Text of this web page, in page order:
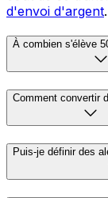
d'envoi d'argent.
À combien s'élève
Comment convertir
Puis-je définir des